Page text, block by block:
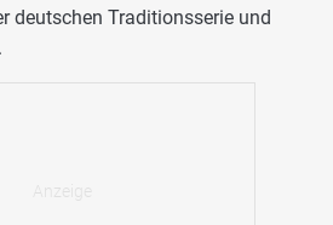
deutschen Traditionsserie und